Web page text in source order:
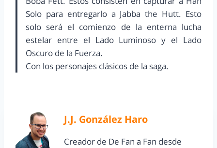
Solo para entregarlo a Jabba the Hutt. Esto
solo será el comienzo de la enterna lucha
estelar entre el Lado Luminoso y el Lado
Oscuro de la Fuerza.
Con los personajes clásicos de la saga.
J.J. González Haro
Creador de De Fan a Fan desde